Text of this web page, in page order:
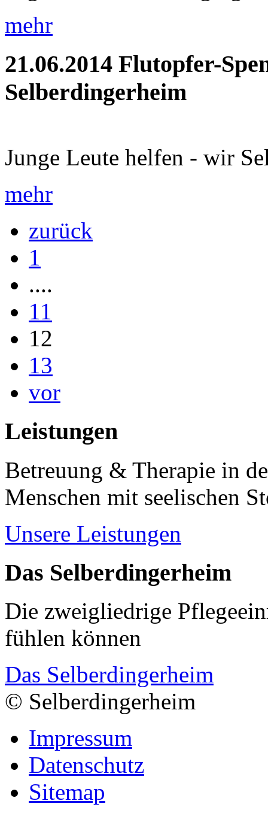
mehr
21.06.2014 Flutopfer-
Selberdingerheim
Junge Leute helfen - wir
mehr
zurück
1
....
11
12
13
vor
Leistungen
Betreuung & Therapie in
Menschen mit seelischen
Unsere Leistungen
Das Selberdingerheim
Die zweigliedrige
fühlen können
Das Selberdingerheim
© Selberdingerheim
Impressum
Datenschutz
Sitemap